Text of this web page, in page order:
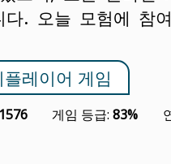
다. 오늘 모험에 참
플레이어 게임
1576 게임 등급:83%